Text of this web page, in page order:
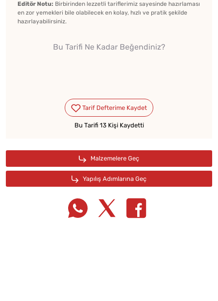
Editör Notu: Birbirinden lezzetli tariflerimiz sayesinde hazırlaması
en zor yemekleri bile olabilecek en kolay, hızlı ve pratik şekilde
hazırlayabilirsiniz.
Bu Tarifi Ne Kadar Beğendiniz?
Bu Tarifi 13 Kişi Kaydetti